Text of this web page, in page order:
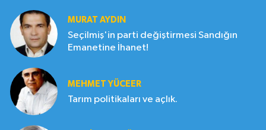
MURAT AYDIN
Seçilmiş'in parti değiştirmesi Sandığın
Emanetine İhanet!
MEHMET YÜCEER
Tarım politikaları ve açlık.